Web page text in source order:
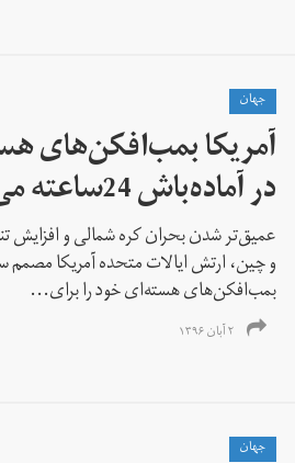
جهان
آمریکا بمب‌افکن‌های
در آماده‌باش 24ساعته می‌گذارد
عمیق‌تر شدن بحران کره شمالی و افزایش
و چین، ارتش ایالات متحده آمریکا مصمم
بمب‌افکن‌های هسته‌ای خود را برای...
۲ آبان ۱۳۹۶
جهان